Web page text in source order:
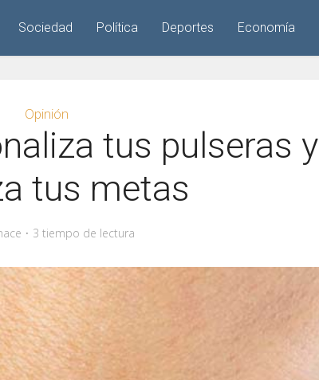
Sociedad Política Deportes Economía
Opinión
tus pulseras y
tus metas
3 tiempo de lectura